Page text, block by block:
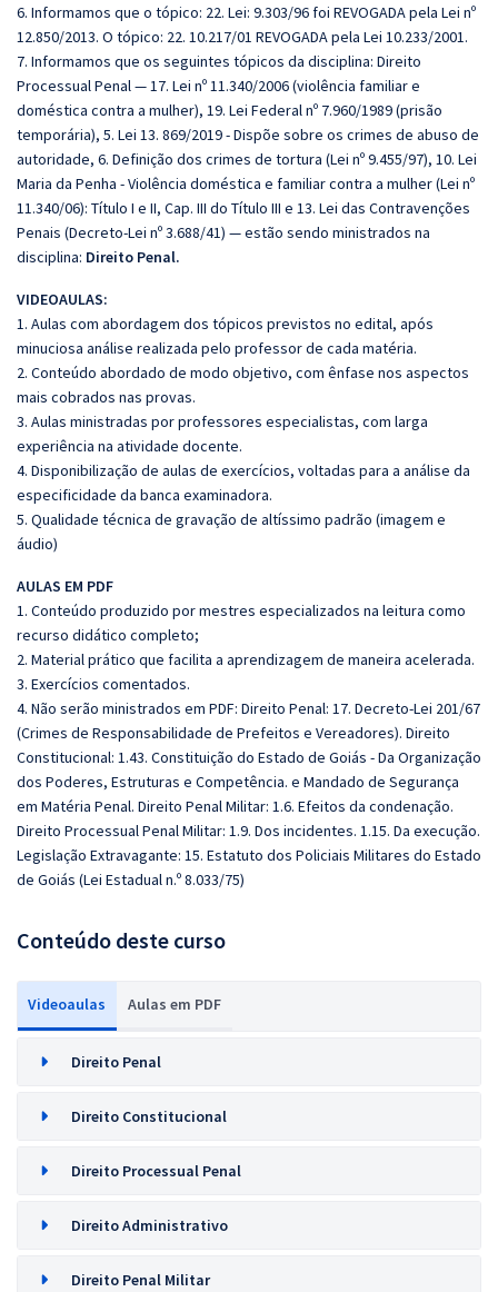
6. Informamos que o tópico: 22. Lei: 9.303/96 foi REVOGADA pela Lei nº
12.850/2013. O tópico: 22. 10.217/01 REVOGADA pela Lei 10.233/2001.
7. Informamos que os seguintes tópicos da disciplina: Direito
Processual Penal — 17. Lei nº 11.340/2006 (violência familiar e
doméstica contra a mulher), 19. Lei Federal nº 7.960/1989 (prisão
temporária), 5. Lei 13. 869/2019 - Dispõe sobre os crimes de abuso de
autoridade, 6. Definição dos crimes de tortura (Lei nº 9.455/97), 10. Lei
Maria da Penha - Violência doméstica e familiar contra a mulher (Lei nº
11.340/06): Título I e II, Cap. III do Título III e 13. Lei das Contravenções
Penais (Decreto-Lei nº 3.688/41) — estão sendo ministrados na
disciplina: Direito Penal.
VIDEOAULAS:
1. Aulas com abordagem dos tópicos previstos no edital, após
minuciosa análise realizada pelo professor de cada matéria.
2. Conteúdo abordado de modo objetivo, com ênfase nos aspectos
mais cobrados nas provas.
3. Aulas ministradas por professores especialistas, com larga
experiência na atividade docente.
4. Disponibilização de aulas de exercícios, voltadas para a análise da
especificidade da banca examinadora.
5. Qualidade técnica de gravação de altíssimo padrão (imagem e
áudio)
AULAS EM PDF
1. Conteúdo produzido por mestres especializados na leitura como
recurso didático completo;
2. Material prático que facilita a aprendizagem de maneira acelerada.
3. Exercícios comentados.
4. Não serão ministrados em PDF: Direito Penal: 17. Decreto-Lei 201/67
(Crimes de Responsabilidade de Prefeitos e Vereadores). Direito
Constitucional: 1.43. Constituição do Estado de Goiás - Da Organização
dos Poderes, Estruturas e Competência. e Mandado de Segurança
em Matéria Penal. Direito Penal Militar: 1.6. Efeitos da condenação.
Direito Processual Penal Militar: 1.9. Dos incidentes. 1.15. Da execução.
Legislação Extravagante: 15. Estatuto dos Policiais Militares do Estado
de Goiás (Lei Estadual n.º 8.033/75)
Conteúdo deste curso
Videoaulas Aulas em PDF
Direito Penal
Direito Constitucional
Direito Processual Penal
Direito Administrativo
Direito Penal Militar